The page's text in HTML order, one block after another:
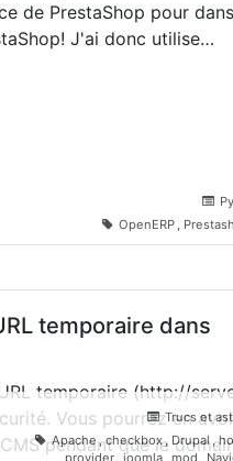
de PrestaShop pour dans
J'ai donc utilise…
OpenERP
temporaire dans
temporaire (http://
Vous pourrez en
pendant que le
Trucs et
Apache,checkbox, Drupal ,
provider
joomla mod